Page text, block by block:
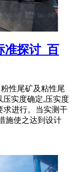
准探讨_百
性尾矿及粘性尾
压实度确定,压实度
求进行。当实测干
施使之达到设计